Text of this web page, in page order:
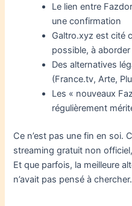
Le lien entre
une confirmation
Galtro.xyz est cité
possible, à
Des alternatives
(France.tv, Arte,
Les « nouveaux
régulièrement
Ce n’est pas une fin en soi.
streaming gratuit non
Et que parfois, la meilleure
n’avait pas pensé à chercher.